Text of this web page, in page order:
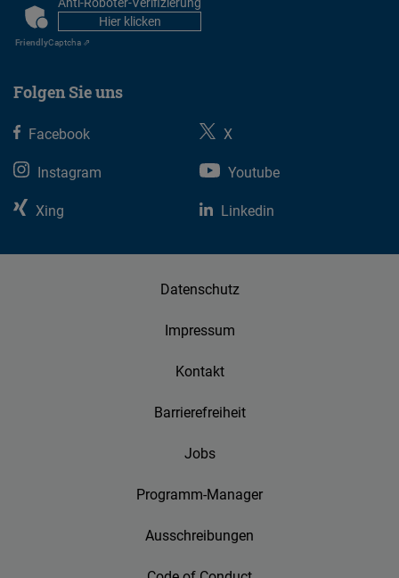
CAPTCHA Hier klicken
FriendlyCaptcha ⇗
Folgen Sie uns
Facebook
X
Instagram
Youtube
Xing
Linkedin
Datenschutz
Impressum
Kontakt
Barrierefreiheit
Jobs
Programm-Manager
Ausschreibungen
Podigee
Embed
Embed